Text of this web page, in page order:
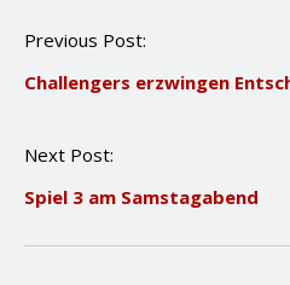
P
s
a
i
Previous Post:
Challengers erzwingen
Next Post:
Spiel 3 am Samstagabend